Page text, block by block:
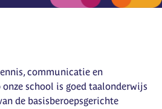
communicatie en
school is goed taalonderwijs
de basisberoepsgerichte